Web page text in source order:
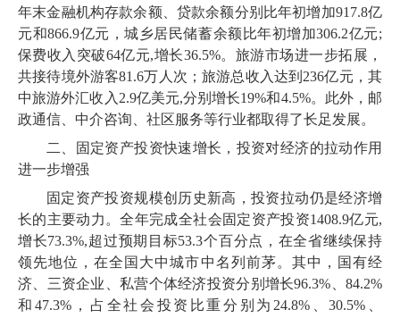
年末金融机构存款余额、贷款余额分别比年初增加917.8亿
元和866.9亿元，城乡居民储蓄余额比年初增加306.2亿元;
保费收入突破64亿元,增长36.5%。旅游市场进一步拓展，
共接待境外游客81.6万人次；旅游总收入达到236亿元，其
中旅游外汇收入2.9亿美元,分别增长19%和4.5%。此外，邮
政通信、中介咨询、社区服务等行业都取得了长足发展。
二、固定资产投资快速增长，投资对经济的拉动作用
进一步增强
固定资产投资规模创历史新高，投资拉动仍是经济增
长的主要动力。全年完成全社会固定资产投资1408.9亿元,
增长73.3%,超过预期目标53.3个百分点，在全省继续保持
领先地位，在全国大中城市中名列前茅。其中，国有经
济、三资企业、私营个体经济投资分别增长96.3%、84.2%
和47.3%，占全社会投资比重分别为24.8%、30.5%、